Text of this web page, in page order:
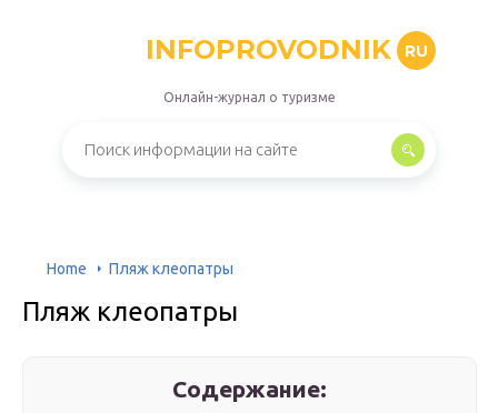
INFOPROVODNIK RU
Онлайн-журнал о туризме
Home Пляж клеопатры
Пляж клеопатры
Содержание: